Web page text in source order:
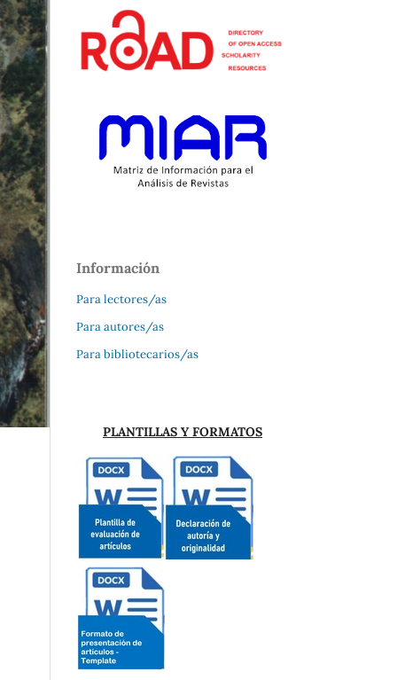
Información
Para lectores/as
Para autores/as
Para bibliotecarios/as
PLANTILLAS Y FORMATOS